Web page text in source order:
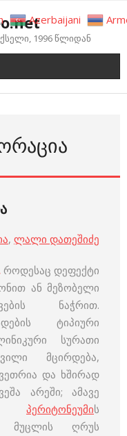
1996 წლიდან
, ლალი დათეშიძე
როდესაც დეფექტი
ან მეზობელი
ნაჭრით.
ტიპიური
სურათი
მცირდება,
და ხშირად
არეში; ამავე
პერიტონეუმის
მუცლის ღრუს
Azerbaijani